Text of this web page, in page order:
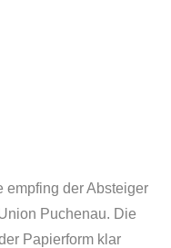
empfing der Absteiger
Puchenau. Die
Papierform klar